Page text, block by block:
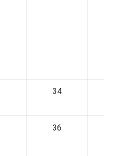
34
36